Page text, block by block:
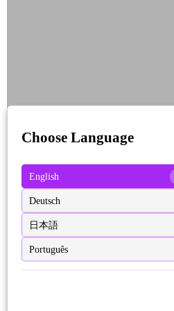
Choose Language
English
Deutsch
日本語
Português